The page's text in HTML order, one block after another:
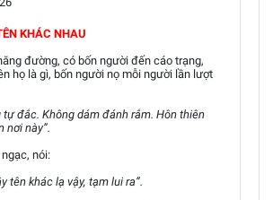
KHÁC NHAU
đường, có bốn người đến cáo trạng,
họ là gì, bốn người nọ mỗi người lần lượt
tự đắc. Không dám đánh rắm. Hôn thiên
nơi này”.
nói:
tên khác lạ vậy, tạm lui ra”.